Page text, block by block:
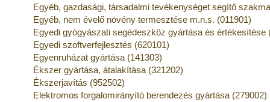
Egyéb, gazdasági, társadalmi tevékenységet segítő
Egyéb, nem évelő növény termesztése m.n.s. (011901)
Egyedi gyógyászati segédeszköz gyártása és értékesítése
Egyedi szoftverfejlesztés (620101)
Egyenruházat gyártása (141303)
Ékszer gyártása, átalakítása (321202)
Ékszerjavítás (952502)
Elektromos forgalomirányító berendezés gyártása (279002)